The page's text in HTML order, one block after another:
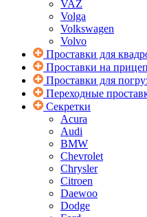
VAZ
Volga
Volkswagen
Volvo
Проставки для
Проставки на прицеп
Проставки для
Переходные
Секретки
Acura
Audi
BMW
Chevrolet
Chrysler
Citroen
Daewoo
Dodge